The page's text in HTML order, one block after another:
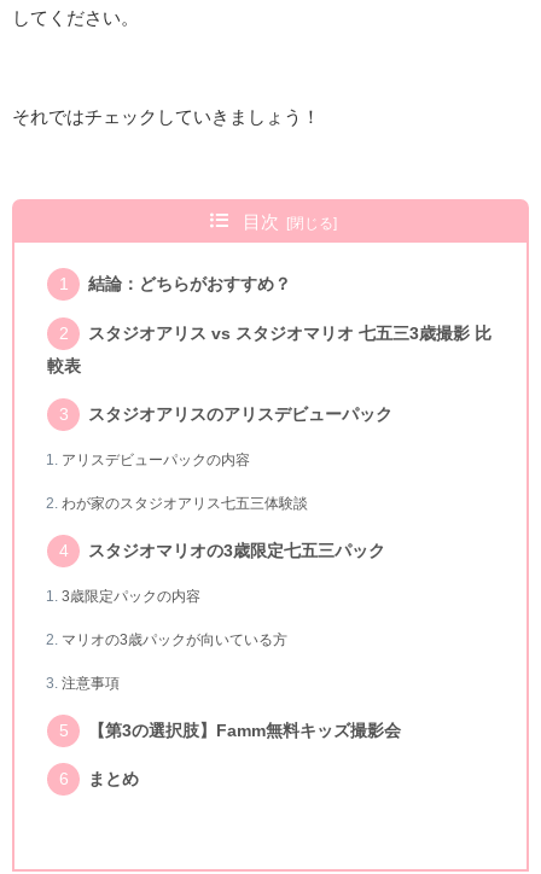
してください。
それではチェックしていきましょう！
目次
結論：どちらがおすすめ？
スタジオアリス vs スタジオマリオ 七五三3歳撮影 比
較表
スタジオアリスのアリスデビューパック
アリスデビューパックの内容
わが家のスタジオアリス七五三体験談
スタジオマリオの3歳限定七五三パック
3歳限定パックの内容
マリオの3歳パックが向いている方
注意事項
【第3の選択肢】Famm無料キッズ撮影会
まとめ